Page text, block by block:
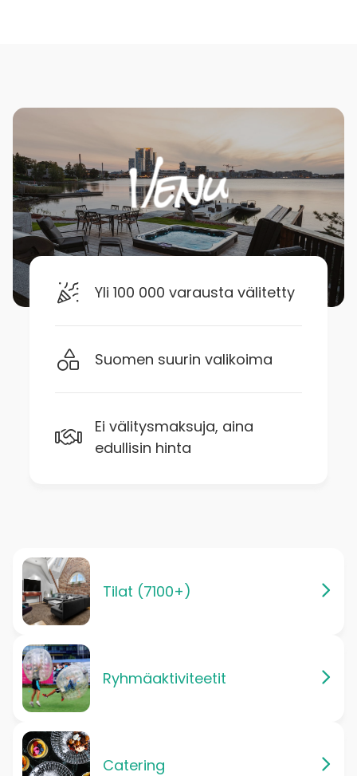
Yli 100 000 varausta välitetty
Suomen suurin valikoima
Ei välitysmaksuja, aina
edullisin hinta
Tilat (7100+)
Ryhmäaktiviteetit
Catering